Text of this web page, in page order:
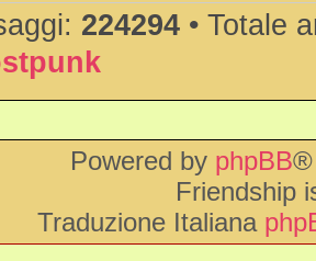
224294 • Totale
Powered by phpBB®
Friendship
Traduzione Italiana